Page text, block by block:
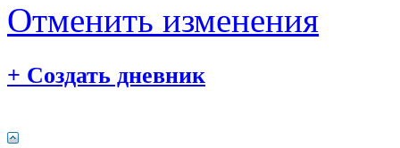
Отменить изменения
+ Создать дневник